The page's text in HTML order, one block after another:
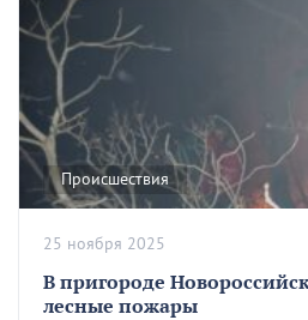
Происшествия
В пригороде
лесные пожары
25 ноября 2025